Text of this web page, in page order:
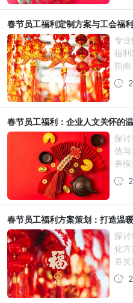
春节员工福利定制方案与工会福
专
福利
指南
春节员工福利：企业人文关怀的
探讨
值与
券模
春节员工福利方案策划：打造温
探讨
化方
券灵